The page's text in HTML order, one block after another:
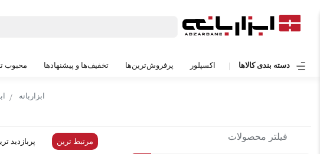
دسته بندی کالاها اکسپلور پرفروش‌ترین‌ها تخفیف‌ها و پیشنهادها محبوب
ابزاربانه
فیلتر محصولات مرتبط ترین پربازدید